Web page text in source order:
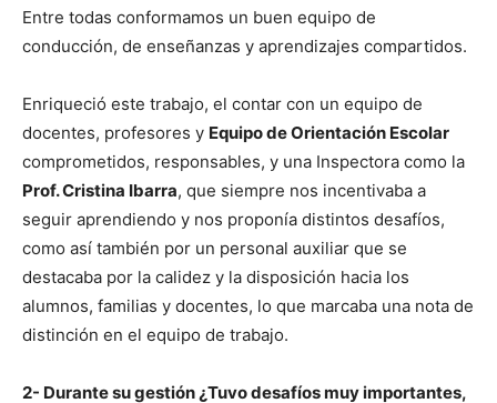
Entre todas conformamos un buen equipo de
conducción, de enseñanzas y aprendizajes compartidos.
Enriqueció este trabajo, el contar con un equipo de
docentes, profesores y Equipo de Orientación Escolar
comprometidos, responsables, y una Inspectora como la
Prof. Cristina Ibarra, que siempre nos incentivaba a
seguir aprendiendo y nos proponía distintos desafíos,
como así también por un personal auxiliar que se
destacaba por la calidez y la disposición hacia los
alumnos, familias y docentes, lo que marcaba una nota de
distinción en el equipo de trabajo.
2- Durante su gestión ¿Tuvo desafíos muy importantes,